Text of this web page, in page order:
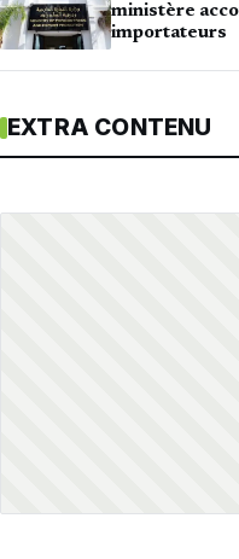
ministère
importateurs
EXTRA CONTENU